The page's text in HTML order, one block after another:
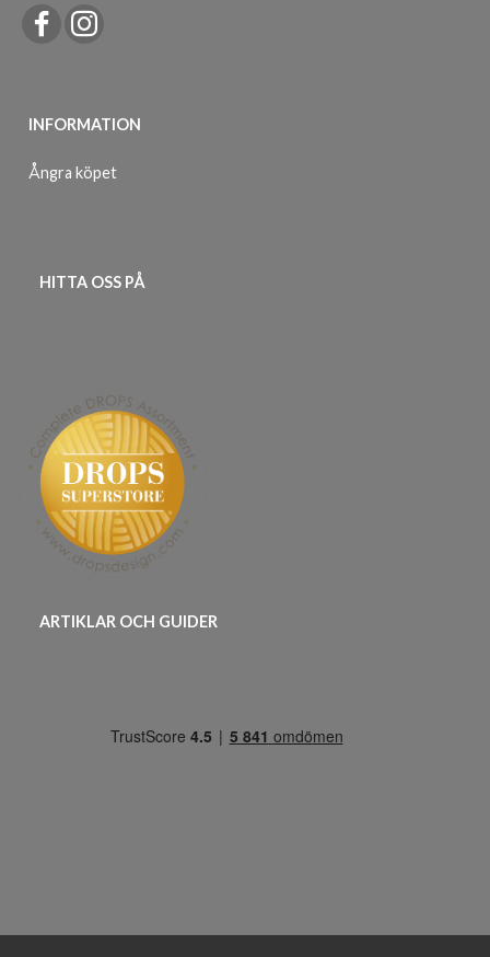
INFORMATION
Ångra köpet
HITTA OSS PÅ
ARTIKLAR OCH GUIDER